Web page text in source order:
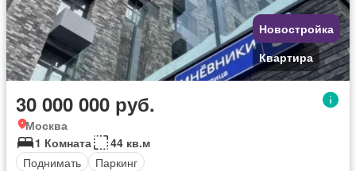
Новостройка
Квартира
30 000 000 руб.
Москва
1 Комната
44 кв.м
Поднимать
Паркинг